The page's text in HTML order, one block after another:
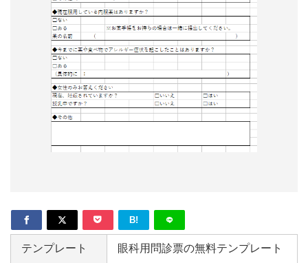
ル』
B!
テンプレート
眼科用問診票の無料テンプレート